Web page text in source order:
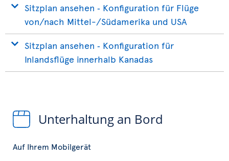
Sitzplan ansehen ‐ Konfiguration für Flüge
von/nach Mittel-/Südamerika und USA
Sitzplan ansehen ‐ Konfiguration für
Inlandsflüge innerhalb Kanadas
Unterhaltung an Bord
Auf Ihrem Mobilgerät